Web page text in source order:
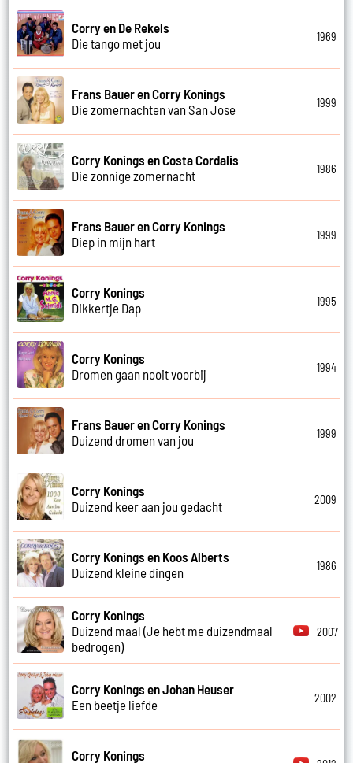
Corry en De Rekels
Die tango met jou
1969
Frans Bauer en Corry Konings
Die zomernachten van San Jose
1999
Corry Konings en Costa Cordalis
Die zonnige zomernacht
1986
Frans Bauer en Corry Konings
Diep in mijn hart
1999
Corry Konings
Dikkertje Dap
1995
Corry Konings
Dromen gaan nooit voorbij
1994
Frans Bauer en Corry Konings
Duizend dromen van jou
1999
Corry Konings
Duizend keer aan jou gedacht
2009
Corry Konings en Koos Alberts
Duizend kleine dingen
1986
Corry Konings
Duizend maal (Je hebt me duizendmaal
bedrogen)
2007
Corry Konings en Johan Heuser
Een beetje liefde
2002
Corry Konings